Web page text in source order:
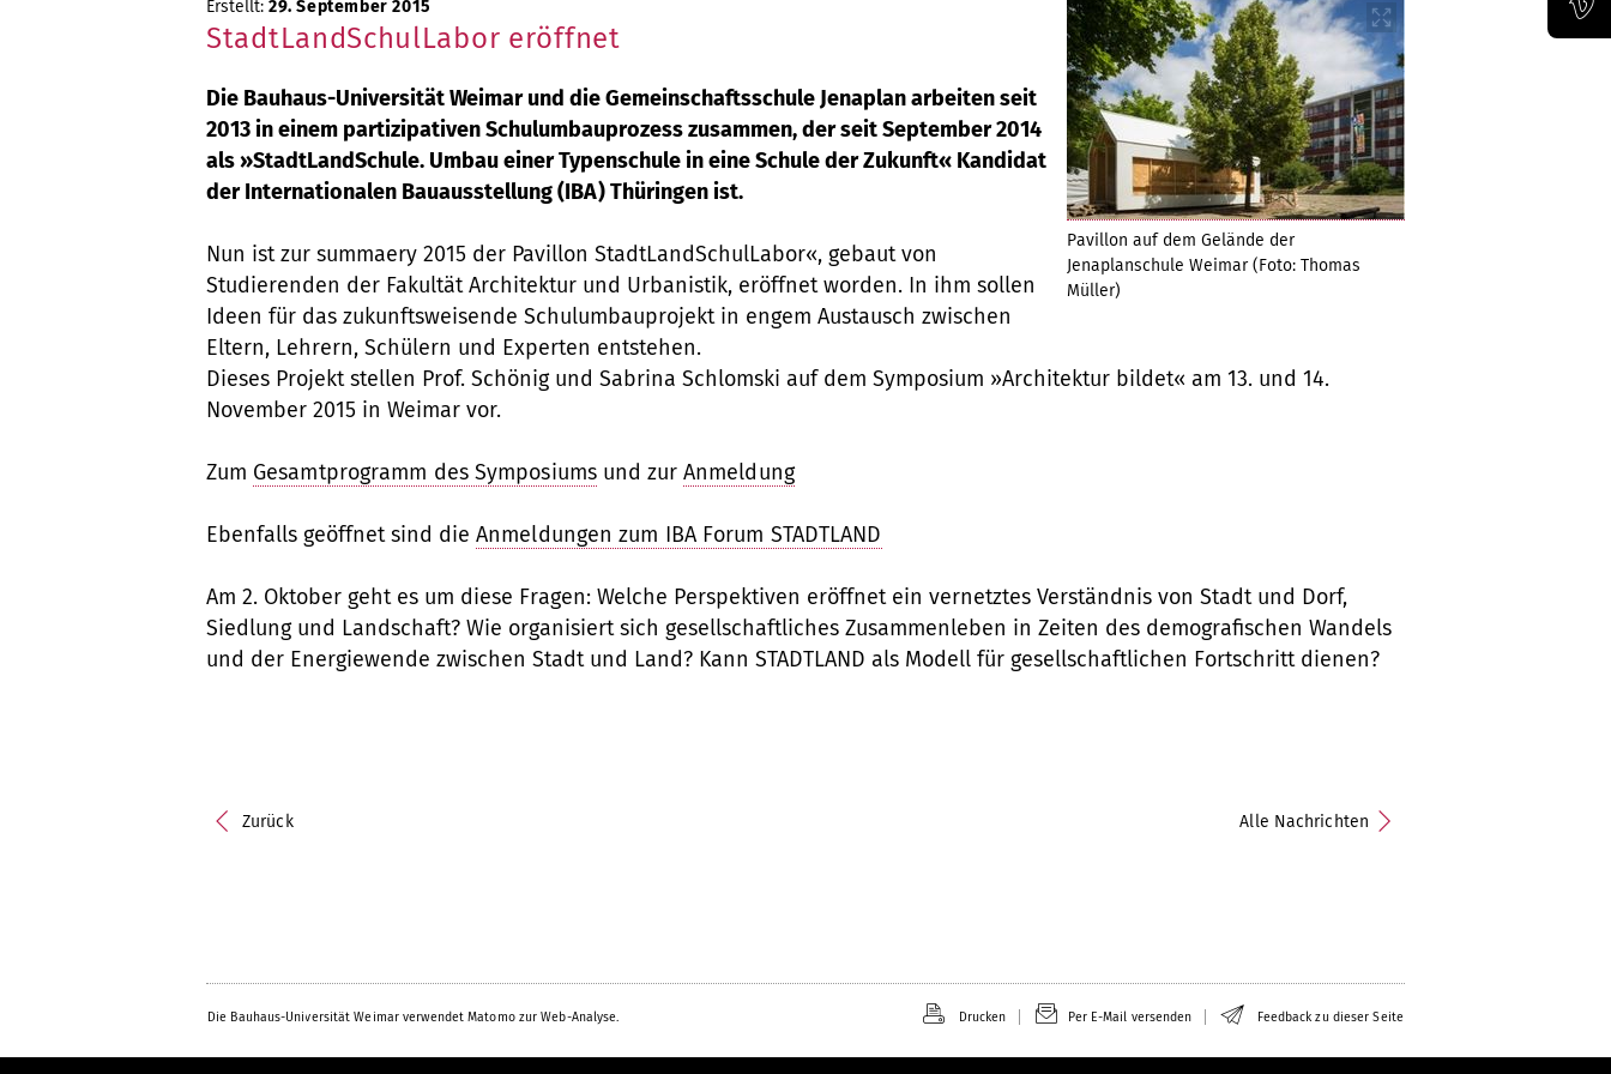
Pavillon auf dem Gelände der
Jenaplanschule Weimar (Foto: Thomas
Müller)
Erstellt: 29. September 2015
StadtLandSchulLabor eröffnet
Die Bauhaus-Universität Weimar und die Gemeinschaftsschule Jenaplan arbeiten seit
2013 in einem partizipativen Schulumbauprozess zusammen, der seit September 2014
als »StadtLandSchule. Umbau einer Typenschule in eine Schule der Zukunft« Kandidat
der Internationalen Bauausstellung (IBA) Thüringen ist.
Nun ist zur summaery 2015 der Pavillon StadtLandSchulLabor«, gebaut von
Studierenden der Fakultät Architektur und Urbanistik, eröffnet worden. In ihm sollen
Ideen für das zukunftsweisende Schulumbauprojekt in engem Austausch zwischen
Eltern, Lehrern, Schülern und Experten entstehen.
Dieses Projekt stellen Prof. Schönig und Sabrina Schlomski auf dem Symposium »Architektur bildet« am 13. und 14.
November 2015 in Weimar vor.
Zum Gesamtprogramm des Symposiumsund zur Anmeldung
Ebenfalls geöffnet sind die Anmeldungen zum IBA Forum STADTLAND
Am 2. Oktober geht es um diese Fragen: Welche Perspektiven eröffnet ein vernetztes Verständnis von Stadt und Dorf,
Siedlung und Landschaft? Wie organisiert sich gesellschaftliches Zusammenleben in Zeiten des demografischen Wandels
und der Energiewende zwischen Stadt und Land? Kann STADTLAND als Modell für gesellschaftlichen Fortschritt dienen?
Zurück Alle Nachrichten
Die Bauhaus-Universität Weimar verwendet Matomo zur Web-Analyse. Drucken Per E-Mail versenden Feedback zu dieser Seite